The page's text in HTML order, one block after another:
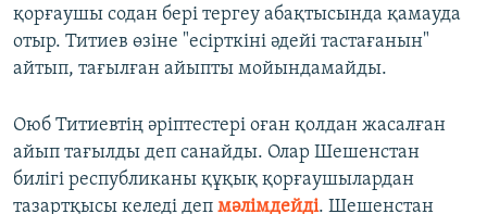
қорғаушы содан бері тергеу абақтысында қамауда
отыр. Титиев өзіне "есірткіні әдейі тастағанын"
айтып, тағылған айыпты мойындамайды.
Оюб Титиевтің әріптестері оған қолдан жасалған
айып тағылды деп санайды. Олар Шешенстан
билігі республиканы құқық қорғаушылардан
тазартқысы келеді деп мәлімдейді. Шешенстан